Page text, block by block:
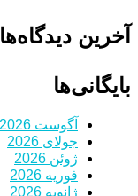
آخرین دیدگاه‌ها
بایگانی‌ها
آگوست 2026
جولای 2026
ژوئن 2026
فوریه 2026
ژانویه 2026